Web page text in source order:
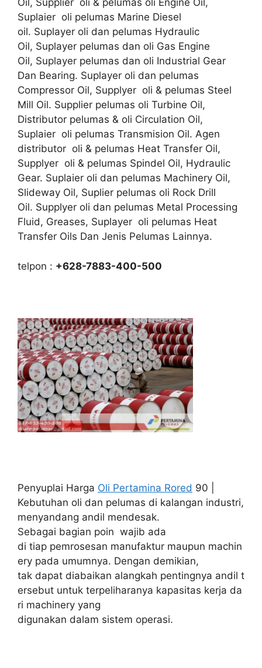
Oil, Supplier oli & pelumas oli Engine Oil,
Suplaier oli pelumas Marine Diesel
oil. Suplayer oli dan pelumas Hydraulic
Oil, Suplayer pelumas dan oli Gas Engine
Oil, Suplayer pelumas dan oli Industrial Gear
Dan Bearing. Suplayer oli dan pelumas
Compressor Oil, Supplyer oli & pelumas Steel
Mill Oil. Supplier pelumas oli Turbine Oil,
Distributor pelumas & oli Circulation Oil,
Suplaier oli pelumas Transmision Oil. Agen
distributor oli & pelumas Heat Transfer Oil,
Supplyer oli & pelumas Spindel Oil, Hydraulic
Gear. Suplaier oli dan pelumas Machinery Oil,
Slideway Oil, Suplier pelumas oli Rock Drill
Oil. Supplyer oli dan pelumas Metal Processing
Fluid, Greases, Suplayer oli pelumas Heat
Transfer Oils Dan Jenis Pelumas Lainnya.
telpon : +628-7883-400-500
Penyuplai Harga Oli Pertamina Rored 90 |
Kebutuhan oli dan pelumas di kalangan industri,
menyandang andil mendesak.
Sebagai bagian poin wajib ada
di tiap pemrosesan manufaktur maupun machin
ery pada umumnya. Dengan demikian,
tak dapat diabaikan alangkah pentingnya andil t
ersebut untuk terpeliharanya kapasitas kerja da
ri machinery yang
digunakan dalam sistem operasi.